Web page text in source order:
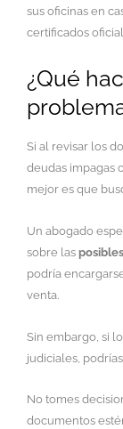
sus oficinas en
certificados
¿Qué
Si al revisar los
deudas impagas
mejor es que
Un abogado
sobre las
podría
venta.
Sin embargo, si
judiciales,
No tomes
documentos